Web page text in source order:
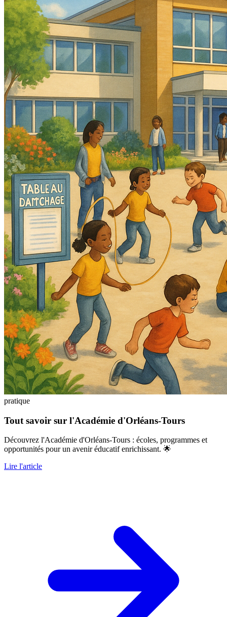
pratique
Tout savoir sur l'Académie d'Orléans-Tours
Découvrez l'Académie d'Orléans-Tours : écoles, programmes et
opportunités pour un avenir éducatif enrichissant. 🌟
Lire l'article